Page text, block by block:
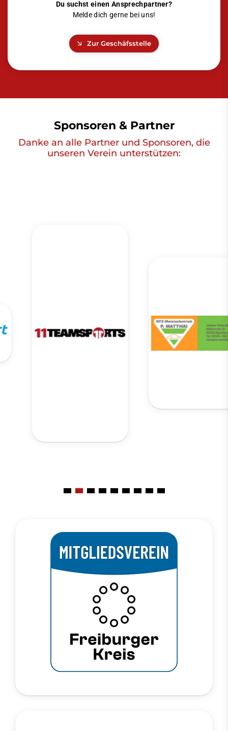
Du suchst einen Ansprechpartner?
Melde dich gerne bei uns!
Zur Geschäfsstelle
Sponsoren & Partner
Danke an alle Partner und Sponsoren, die
unseren Verein unterstützen: